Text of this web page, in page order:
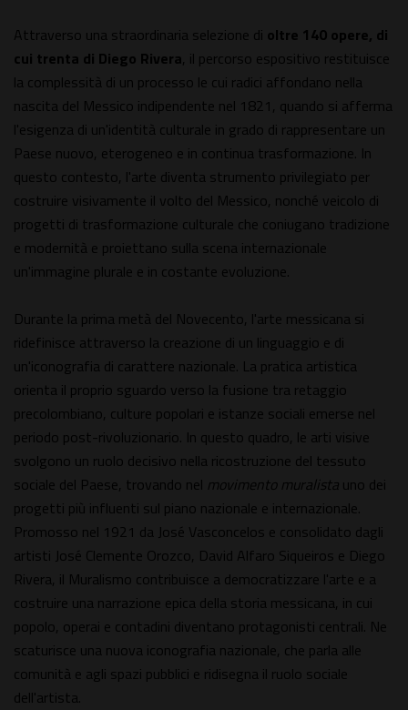
Attraverso una straordinaria selezione di oltre 140 opere, di
cui trenta di Diego Rivera, il percorso espositivo restituisce
la complessità di un processo le cui radici affondano nella
nascita del Messico indipendente nel 1821, quando si afferma
l'esigenza di un'identità culturale in grado di rappresentare un
Paese nuovo, eterogeneo e in continua trasformazione. In
questo contesto, l'arte diventa strumento privilegiato per
costruire visivamente il volto del Messico, nonché veicolo di
progetti di trasformazione culturale che coniugano tradizione
e modernità e proiettano sulla scena internazionale
un'immagine plurale e in costante evoluzione.
Durante la prima metà del Novecento, l'arte messicana si
ridefinisce attraverso la creazione di un linguaggio e di
un'iconografia di carattere nazionale. La pratica artistica
orienta il proprio sguardo verso la fusione tra retaggio
precolombiano, culture popolari e istanze sociali emerse nel
periodo post-rivoluzionario. In questo quadro, le arti visive
svolgono un ruolo decisivo nella ricostruzione del tessuto
sociale del Paese, trovando nel movimento muralista uno dei
progetti più influenti sul piano nazionale e internazionale.
Promosso nel 1921 da José Vasconcelos e consolidato dagli
artisti José Clemente Orozco, David Alfaro Siqueiros e Diego
Rivera, il Muralismo contribuisce a democratizzare l'arte e a
costruire una narrazione epica della storia messicana, in cui
popolo, operai e contadini diventano protagonisti centrali. Ne
scaturisce una nuova iconografia nazionale, che parla alle
comunità e agli spazi pubblici e ridisegna il ruolo sociale
dell'artista.